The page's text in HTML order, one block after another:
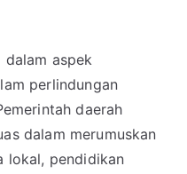
dalam aspek
perlindungan
daerah
dalam merumuskan
lokal, pendidikan